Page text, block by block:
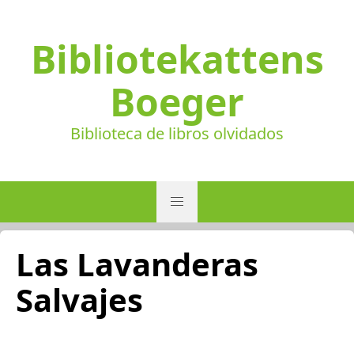
Bibliotekattens
Boeger
Biblioteca de libros olvidados
Las Lavanderas
Salvajes